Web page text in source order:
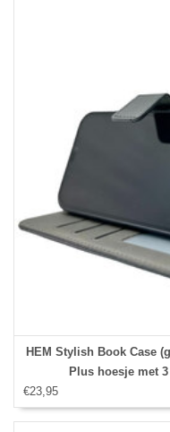
HEM Stylish Book Case
Plus hoesje met
€23,95